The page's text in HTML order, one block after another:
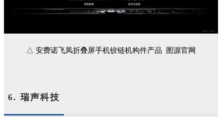
△ 安费诺飞凤折叠屏手机铰链机构件产品 图源官网
6. 瑞声科技